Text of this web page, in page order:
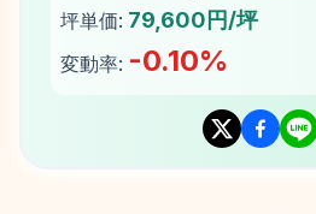
坪単価: 79,600円/坪
変動率: -0.10%